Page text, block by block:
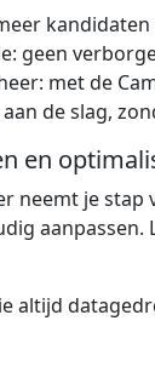
geen
met de
de slag,
en
neemt je
altijd